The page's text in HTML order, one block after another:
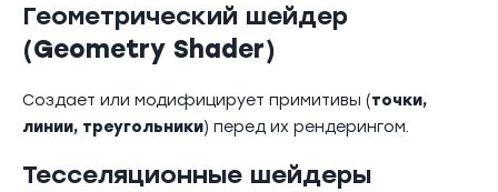
Геометрический шейдер
(Geometry Shader)
Создает или модифицирует примитивы (точки,
линии, треугольники) перед их рендерингом.
Тесселяционные шейдеры